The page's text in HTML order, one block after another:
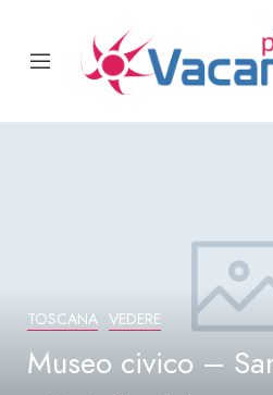
TOSCANA VEDERE
Museo civico –